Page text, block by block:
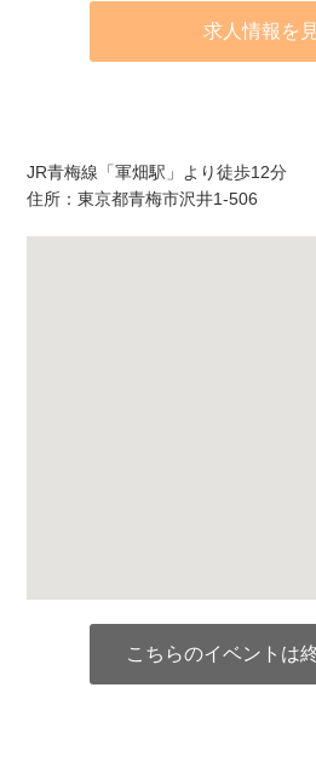
求人情報を
JR青梅線「軍畑駅」より徒歩12分
住所：東京都青梅市沢井1-506
こちらのイベントは